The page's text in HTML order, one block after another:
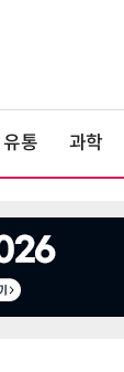
통 과학